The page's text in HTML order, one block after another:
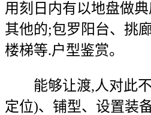
用刻日内有以地盘做
其他的;包罗阳台、挑
楼梯等.户型鉴赏。
能够让渡,人对此不
定位)、铺型、设置装